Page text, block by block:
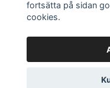
Sociale medier
©
fortsätta på sidan
cookies.